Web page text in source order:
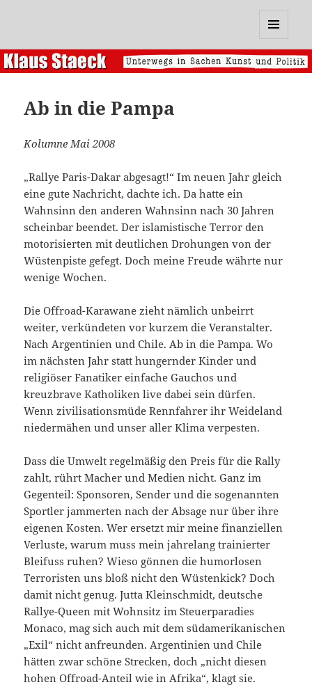
UND
WIDGETS
Ab in die Pampa
Kolumne Mai 2008
„Rallye Paris-Dakar abgesagt!“ Im neuen Jahr gleich
eine gute Nachricht, dachte ich. Da hatte ein
Wahnsinn den anderen Wahnsinn nach 30 Jahren
scheinbar beendet. Der islamistische Terror den
motorisierten mit deutlichen Drohungen von der
Wüstenpiste gefegt. Doch meine Freude währte nur
wenige Wochen.
Die Offroad-Karawane zieht nämlich unbeirrt
weiter, verkündeten vor kurzem die Veranstalter.
Nach Argentinien und Chile. Ab in die Pampa. Wo
im nächsten Jahr statt hungernder Kinder und
religiöser Fanatiker einfache Gauchos und
kreuzbrave Katholiken live dabei sein dürfen.
Wenn zivilisationsmüde Rennfahrer ihr Weideland
niedermähen und unser aller Klima verpesten.
Dass die Umwelt regelmäßig den Preis für die Rally
zahlt, rührt Macher und Medien nicht. Ganz im
Gegenteil: Sponsoren, Sender und die sogenannten
Sportler jammerten nach der Absage nur über ihre
eigenen Kosten. Wer ersetzt mir meine finanziellen
Verluste, warum muss mein jahrelang trainierter
Bleifuss ruhen? Wieso gönnen die humorlosen
Terroristen uns bloß nicht den Wüstenkick? Doch
damit nicht genug. Jutta Kleinschmidt, deutsche
Rallye-Queen mit Wohnsitz im Steuerparadies
Monaco, mag sich auch mit dem südamerikanischen
„Exil“ nicht anfreunden. Argentinien und Chile
hätten zwar schöne Strecken, doch „nicht diesen
hohen Offroad-Anteil wie in Afrika“, klagt sie.